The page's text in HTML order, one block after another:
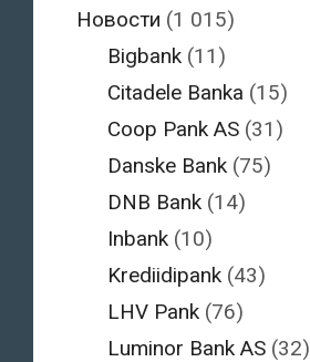
Новости (1 015)
Bigbank (11)
Citadele Banka (15)
Coop Pank AS (31)
Danske Bank (75)
DNB Bank (14)
Inbank (10)
Krediidipank (43)
LHV Pank (76)
Luminor Bank AS (32)